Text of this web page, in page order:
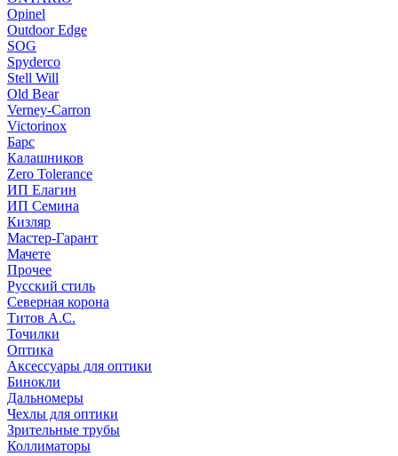
Opinel
Outdoor Edge
SOG
Spyderco
Stell Will
Old Bear
Verney-Carron
Victorinox
Барс
Калашников
Zero Tolerance
ИП Елагин
ИП Семина
Кизляр
Мастер-Гарант
Мачете
Прочее
Русский стиль
Северная корона
Титов А.С.
Точилки
Оптика
Аксессуары для оптики
Бинокли
Дальномеры
Чехлы для оптики
Зрительные трубы
Коллиматоры